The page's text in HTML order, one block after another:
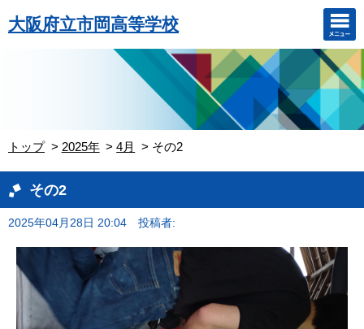
大阪府立市岡高等学校
トップ 2025年 4月 その2
その2
2025年04月28日 20:04 投稿者: